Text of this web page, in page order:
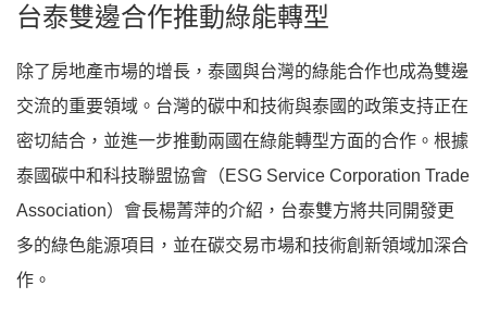
台泰雙邊合作推動綠能轉型
除了房地產市場的增長，泰國與台灣的綠能合作也成為雙邊
交流的重要領域。台灣的碳中和技術與泰國的政策支持正在
密切結合，並進一步推動兩國在綠能轉型方面的合作。根據
泰國碳中和科技聯盟協會（ESG Service Corporation Trade
Association）會長楊菁萍的介紹，台泰雙方將共同開發更
多的綠色能源項目，並在碳交易市場和技術創新領域加深合
作。